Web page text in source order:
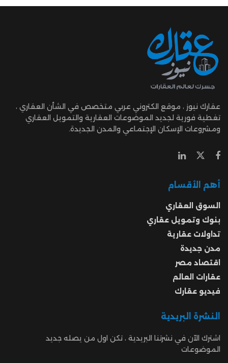
عقارك نيوز ، موقع الكتروني عربي متخصص في الشأن العقاري ،
تغطية فورية لجديد الموضوعات العقارية والتمويل العقاري
ومشروعات الإسكان الإجتماعي والمدن الجديدة.
أهم الأقسام
السوق العقاري
بنوك وتمويل عقاري
تداولات عقارية
مدن جديدة
اقتصاد مصر
عقارات العالم
فيديو عقارك
النشرة البريدية
اشترك الآن في نشرتنا البريدية ، تكن اول من يصله جديد
الموضوعات